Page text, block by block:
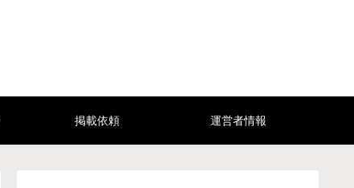
掲載依頼 運営者情報